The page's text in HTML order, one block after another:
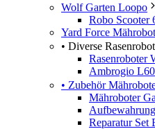
Wolf Garten Loopo
Robo Scooter
Yard Force
• Diverse
Rasenroboter
Ambrogio
• Zubehör
Mähroboter
Reparatur Set